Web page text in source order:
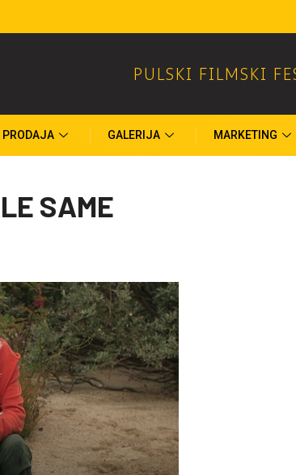
PULSKI FILMSKI
PRODAJA GALERIJA MARKETING
SAME